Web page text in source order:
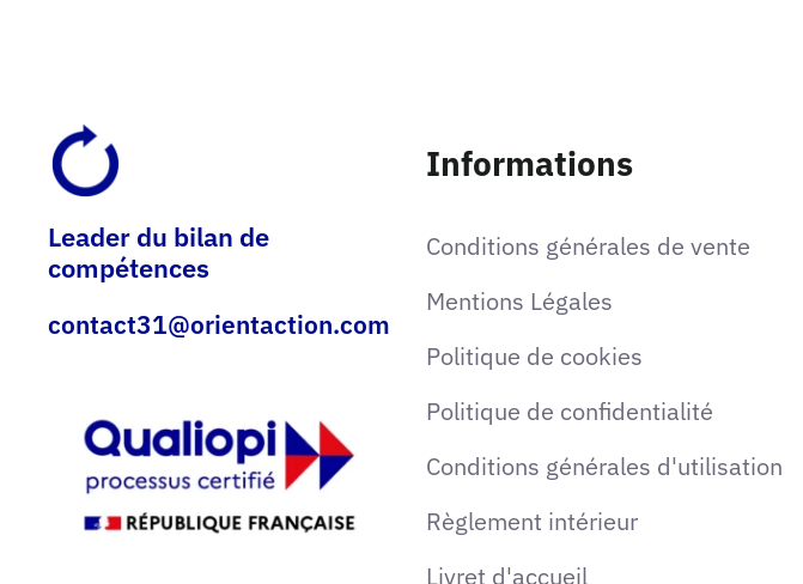
Leader du bilan de
compétences
contact31@orientaction.com
Informations
Conditions générales de vente
Mentions Légales
Politique de cookies
Politique de confidentialité
Conditions générales d'utilisation
Règlement intérieur
Livret d'accueil